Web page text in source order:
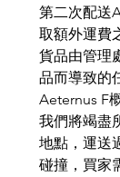
第二次配送
取額外運費
貨品由管理
品而導致的
Aeternus F
我們將竭盡
地點，運送
碰撞，買家